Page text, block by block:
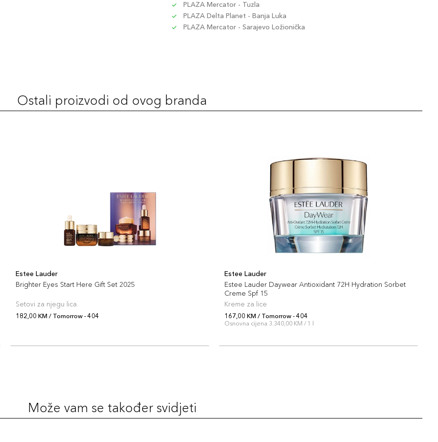
Second Glance - 803
Šifra artikla 887167709928
Adrenaline - 914 103,00 KM
PLAZA Mercator - Tuzla
PLAZA Delta Planet - Banja Luka
PLAZA Mercator - Sarajevo Ložionička
Ostali proizvodi od ovog branda
Estee Lauder
Brighter Eyes Start Here Gift Set 2025
Setovi za njegu lica
182,00 KM / Tomorrow - 404
Estee Lauder
Estee Lauder Daywear Antioxidant 72H Hydration Sorbet
Creme Spf 15
Kreme za lice
167,00 KM / Tomorrow - 404
Osnovna cijena 3.340,00 KM / 1 l
Može vam se također svidjeti